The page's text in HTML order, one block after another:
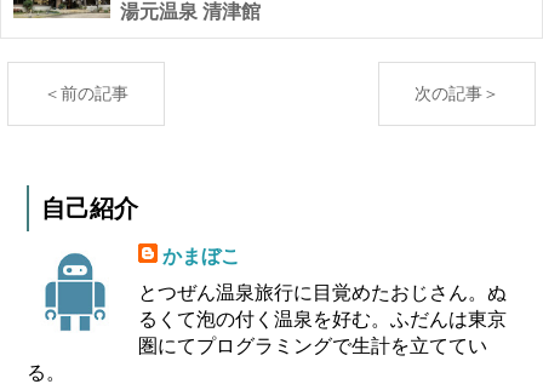
湯元温泉 清津館
＜前の記事 次の記事＞
自己紹介
かまぼこ
とつぜん温泉旅行に目覚めたおじさん。ぬ
るくて泡の付く温泉を好む。ふだんは東京
圏にてプログラミングで生計を立ててい
る。